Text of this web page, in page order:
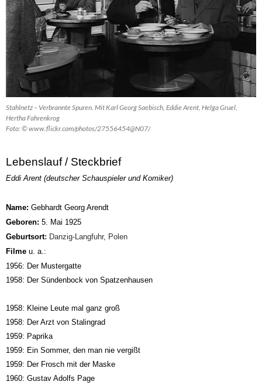
Stahlnetz – Verbrannte Spuren. Mit Karl Georg Saebisch, Eddie Arent, Helga Gruel,
Hertha Fahrenkrog
Foto: © www.flickr.com/photos/27556454@N07/
Lebenslauf / Steckbrief
Eddi Arent (deutscher Schauspieler und Komiker)
Name: Gebhardt Georg Arendt
Geboren: 5. Mai 1925
Geburtsort: Danzig-Langfuhr, Polen
Filme u. a.:
1956: Der Mustergatte
1958: Der Sündenbock von Spatzenhausen
1958: Kleine Leute mal ganz groß
1958: Der Arzt von Stalingrad
1959: Paprika
1959: Ein Sommer, den man nie vergißt
1959: Der Frosch mit der Maske
1960: Gustav Adolfs Page